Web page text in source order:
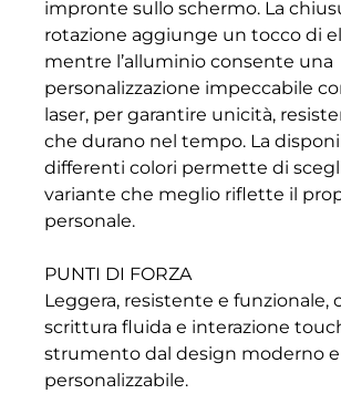
impronte sullo schermo. La
rotazione aggiunge un tocco di
mentre l’alluminio consente una
personalizzazione impeccabile
laser, per garantire unicità,
che durano nel tempo. La
differenti colori permette di
variante che meglio riflette il
personale.
PUNTI DI FORZA
Leggera, resistente e funzionale,
scrittura fluida e interazione
strumento dal design moderno e
personalizzabile.